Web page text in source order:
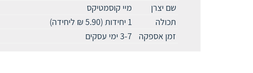
שם יצרן
מיי קוסמטיקס
תכולה
1 יחידות (5.90 ₪ ליחידה)
זמן אספקה
3-7 ימי עסקים